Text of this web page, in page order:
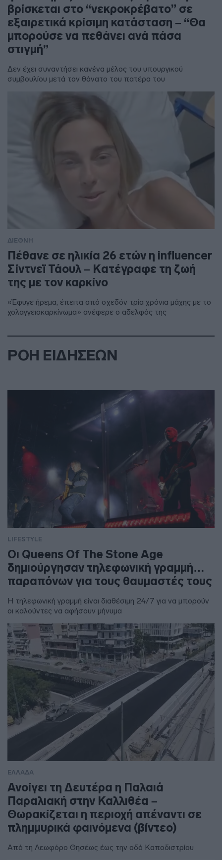
βρίσκεται στο “νεκροκρέβατο” σε
εξαιρετικά κρίσιμη κατάσταση – “Θα
μπορούσε να πεθάνει ανά πάσα
στιγμή”
Δεν έχει συναντήσει κανένα μέλος του υπουργικού
συμβουλίου μετά τον θάνατο του πατέρα του
ΔΙΕΘΝΗ
Πέθανε σε ηλικία 26 ετών η influencer
Σίντνεϊ Τάουλ – Kατέγραφε τη ζωή
της με τον καρκίνο
«Έφυγε ήρεμα, έπειτα από σχεδόν τρία χρόνια μάχης με το
χολαγγειοκαρκίνωμα» ανέφερε ο αδελφός της
ΡΟΗ ΕΙΔΗΣΕΩΝ
LIFESTYLE
Οι Queens Of The Stone Age
δημιούργησαν τηλεφωνική γραμμή…
παραπόνων για τους θαυμαστές τους
Η τηλεφωνική γραμμή είναι διαθέσιμη 24/7 για να μπορούν
οι καλούντες να αφήσουν μήνυμα
ΕΛΛΑΔΑ
Ανοίγει τη Δευτέρα η Παλαιά
Παραλιακή στην Καλλιθέα –
Θωρακίζεται η περιοχή απέναντι σε
πλημμυρικά φαινόμενα (βίντεο)
Από τη Λεωφόρο Θησέως έως την οδό Καποδιστρίου